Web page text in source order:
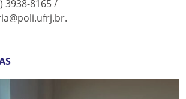
3938-8165 /